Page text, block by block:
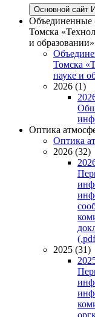
Основной сайт
Объединенные
Томска
и образовании»
Томска
науке и
2026 (1)
Оптика
Оптика
2026 (32)
2025 (31)